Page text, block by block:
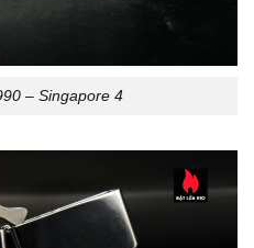
– Singapore 4